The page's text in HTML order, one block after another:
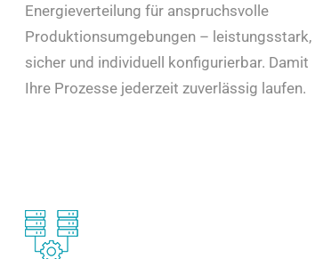
Energieverteilung für anspruchsvolle
Produktionsumgebungen – leistungsstark,
sicher und individuell konfigurierbar. Damit
Ihre Prozesse jederzeit zuverlässig laufen.